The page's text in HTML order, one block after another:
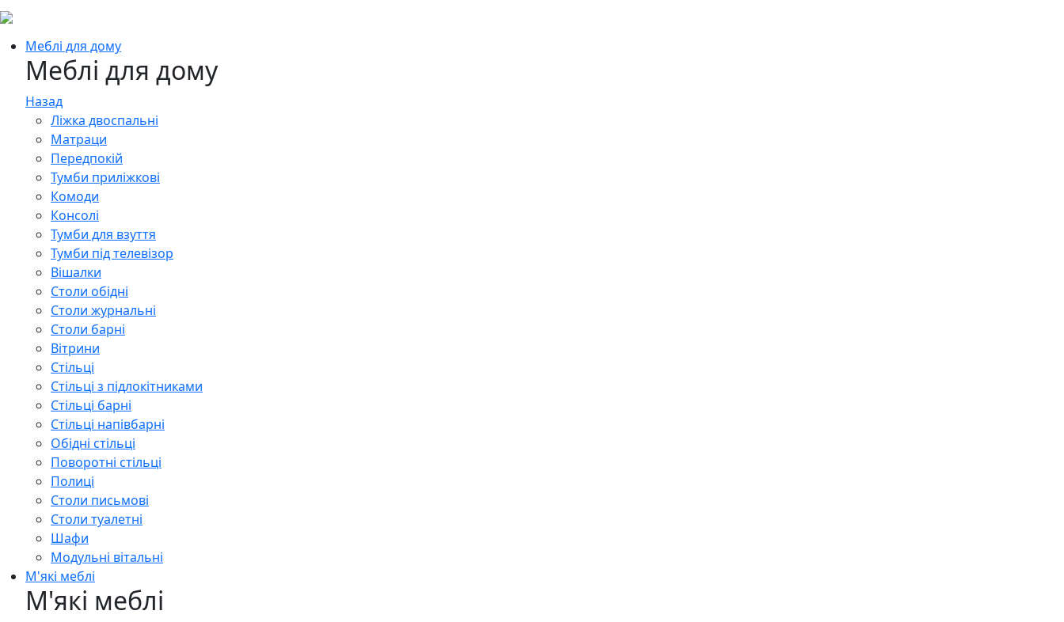
Меблі для дому
Меблі для дому
Назад
Ліжка двоспальні
Матраци
Передпокій
Тумби приліжкові
Комоди
Консолі
Тумби для взуття
Тумби під телевізор
Вішалки
Столи обідні
Столи журнальні
Столи барні
Вітрини
Стільці
Стільці з підлокітниками
Стільці барні
Стільці напівбарні
Обідні стільці
Поворотні стільці
Полиці
Столи письмові
Столи туалетні
Шафи
Модульні вітальні
М'які меблі
М'які меблі